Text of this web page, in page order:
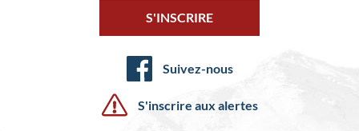
S'INSCRIRE
Suivez-nous
S'inscrire aux alertes